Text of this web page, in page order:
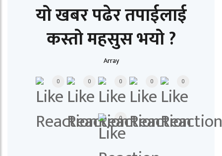
यो खबर पढेर तपाईलाई
कस्तो महसुस भयो ?
Array
0 0 0 0 0
0